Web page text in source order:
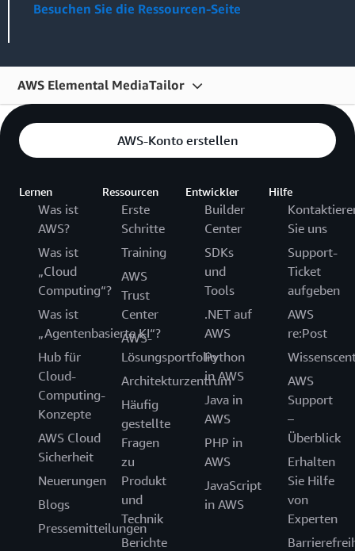
Besuchen Sie die Ressourcen-Seite
AWS Elemental MediaTailor
Erste Schritte
Häufig gestellte Fragen
AWS-Konto erstellen
Lernen
Was ist
AWS?
Was ist
„Cloud
Computing“?
Was ist
„Agentenbasierte KI“?
Hub für
Cloud-
Computing-
Konzepte
AWS Cloud
Sicherheit
Neuerungen
Blogs
Pressemitteilungen
Ressourcen
Erste
Schritte
Training
AWS
Trust
Center
AWS-
Lösungsportfolio
Architekturzentrum
Häufig
gestellte
Fragen
zu
Produkt
und
Technik
Berichte
Entwickler
Builder
Center
SDKs
und
Tools
.NET auf
AWS
Python
in AWS
Java in
AWS
PHP in
AWS
JavaScript
in AWS
Hilfe
Sie uns
Support-
Ticket
aufgeben
AWS
re:Post
AWS
Support
–
Überblick
Erhalten
Sie Hilfe
von
Experten